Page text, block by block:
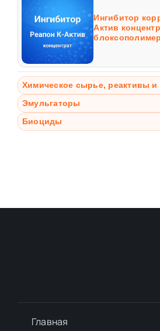
Ингибитор
Актив
Химическое сырье, реактивы и
Эмульгаторы
Биоциды
Главная